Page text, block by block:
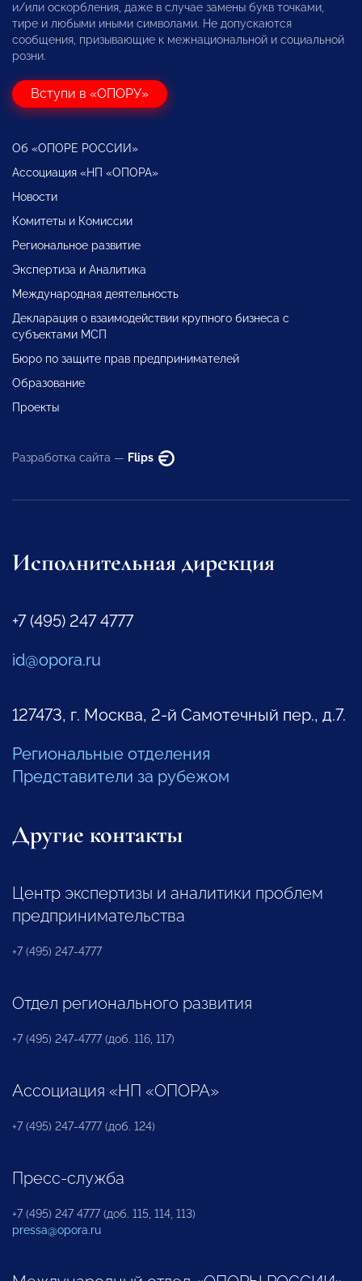
и/или оскорбления, даже в случае замены букв точками,
тире и любыми иными символами. Не допускаются
сообщения, призывающие к межнациональной и социальной
розни.
Вступи в «ОПОРУ»
Об «ОПОРЕ РОССИИ»
Ассоциация «НП «ОПОРА»
Новости
Комитеты и Комиссии
Региональное развитие
Экспертиза и Аналитика
Международная деятельность
Декларация о взаимодействии крупного бизнеса с
субъектами МСП
Бюро по защите прав предпринимателей
Образование
Проекты
Разработка сайта — Flips
Исполнительная дирекция
+7 (495) 247 4777
id@opora.ru
127473, г. Москва, 2-й Самотечный пер., д.7.
Региональные отделения
Представители за рубежом
Другие контакты
Центр экспертизы и аналитики проблем
предпринимательства
+7 (495) 247-4777
Отдел регионального развития
+7 (495) 247-4777 (доб. 116, 117)
Ассоциация «НП «ОПОРА»
+7 (495) 247-4777 (доб. 124)
Пресс-служба
+7 (495) 247 4777 (доб. 115, 114, 113)
pressa@opora.ru